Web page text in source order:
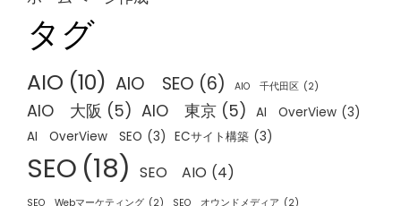
タグ
AIO (10) AIO SEO (6) AIO 千代田区 (2)
AIO 大阪 (5) AIO 東京 (5) AI OverView (3)
AI OverView SEO (3) ECサイト構築 (3)
SEO (18) SEO AIO (4)
SEO Webマーケティング (2) SEO オウンドメディア (2)